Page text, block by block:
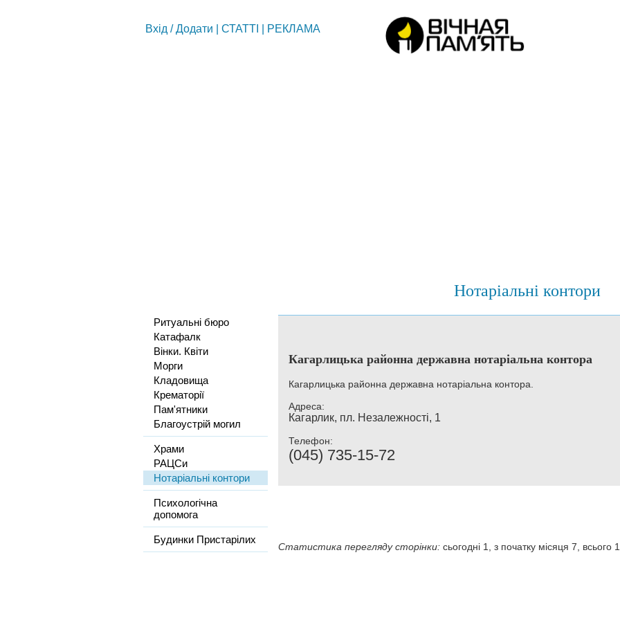
Вхід /Додати СТАТТІ РЕКЛАМА
Нотаріальні контори
Ритуальні бюро
Катафалк
Вінки. Квіти
Морги
Кладовища
Крематорії
Пам'ятники
Благоустрій могил
Храми
РАЦСи
Нотаріальні контори
Психологічна
допомога
Будинки Пристарілих
Кагарлицька районна державна нотаріальна контора
Кагарлицька районна державна нотаріальна контора.
Адреса:
Кагарлик, пл. Незалежності, 1
Телефон:
(045) 735-15-72
Статистика перегляду сторінки: сьогодні 1, з початку місяця 7, всього